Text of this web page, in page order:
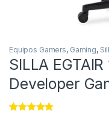
Equipos Gamers, Gaming,
SILLA
Developer